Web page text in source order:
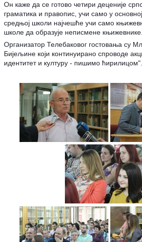
Он каже да се готово четири деценије
граматика и правопис, учи само у
средњој школи најчешће учи само
школе да образује неписмене књижевнике.
Организатор Телебаковог гостовања су
Бијељине који континуирано спроводе
идентитет и културу - пишимо ћирилицом".